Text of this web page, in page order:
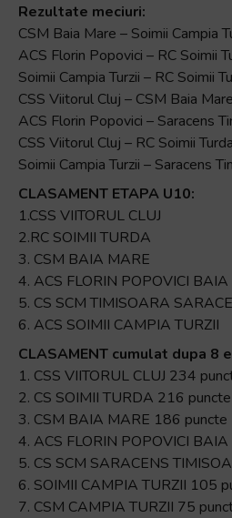
Rezultate meciuri:
CSM Baia Mare – Soimii Campia
ACS Florin Popovici – RC Soimii
Soimii Campia Turzii – RC Soimii
CSS Viitorul Cluj – CSM Baia
ACS Florin Popovici – Saracens
CSS Viitorul Cluj – RC Soimii
Soimii Campia Turzii – Saracens
CLASAMENT ETAPA U10:
1.CSS VIITORUL CLUJ
2.RC SOIMII TURDA
3. CSM BAIA MARE
4. ACS FLORIN POPOVICI
5. CS SCM TIMISOARA
6. ACS SOIMII CAMPIA TURZII
CLASAMENT cumulat dupa 8
1. CSS VIITORUL CLUJ 234
2. CS SOIMII TURDA 216 puncte
3. CSM BAIA MARE 186 puncte
4. ACS FLORIN POPOVICI
5. CS SCM SARACENS
6. SOIMII CAMPIA TURZII 105
7. CSM CAMPIA TURZII 75